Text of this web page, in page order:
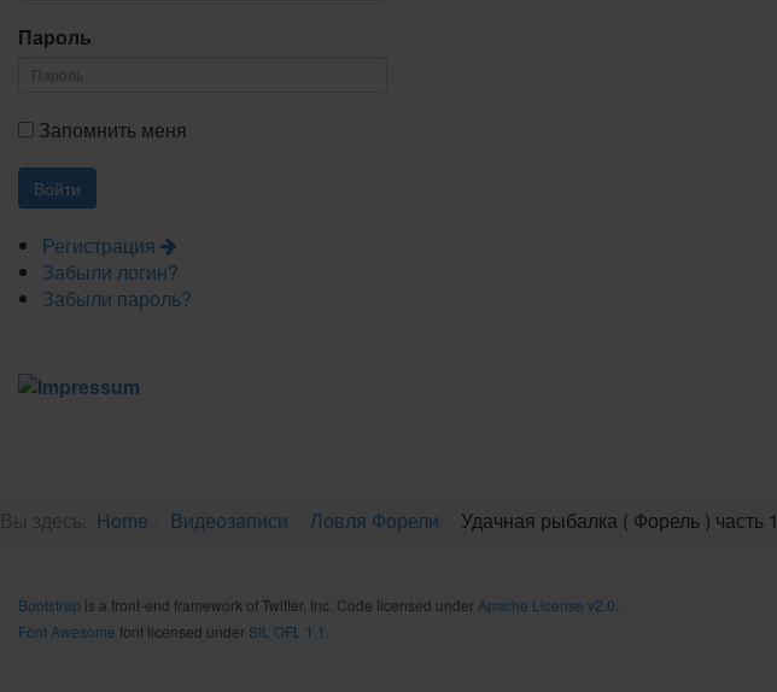
Пароль
Запомнить меня
Регистрация
Забыли логин?
Забыли пароль?
Home Видеозаписи Ловля Форели Удачная рыбалка ( Форель ) часть 1
Bootstrap is a front-end framework of Twitter, Inc. Code licensed under Apache License v2.0
Font Awesome font licensed under SIL OFL 1.1